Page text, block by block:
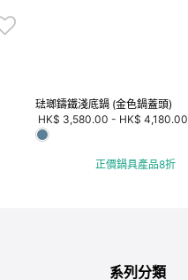
琺瑯鑄鐵淺底鍋 (金色鍋蓋頭)
HK$ 3,580.00 - HK$ 4,180.00
正價鍋具產品8折
系列分類